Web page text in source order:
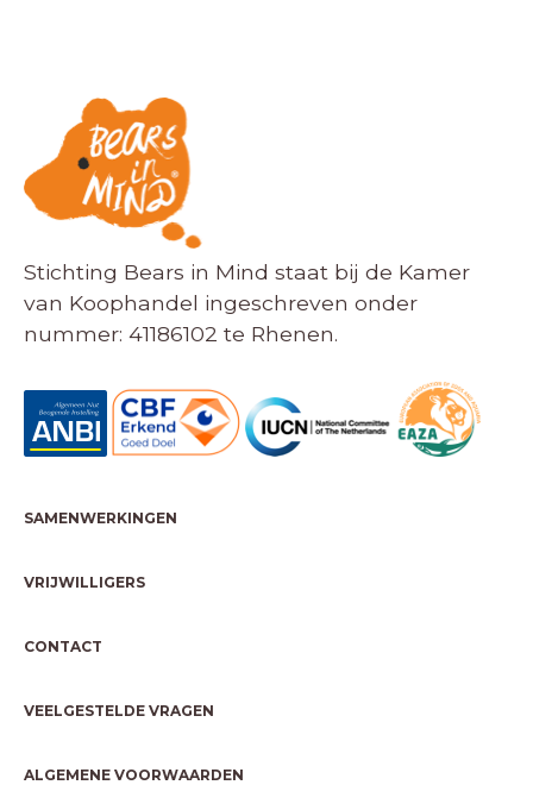
Stichting Bears in Mind staat bij de Kamer
van Koophandel ingeschreven onder
nummer: 41186102 te Rhenen.
SAMENWERKINGEN
VRIJWILLIGERS
CONTACT
VEELGESTELDE VRAGEN
ALGEMENE VOORWAARDEN